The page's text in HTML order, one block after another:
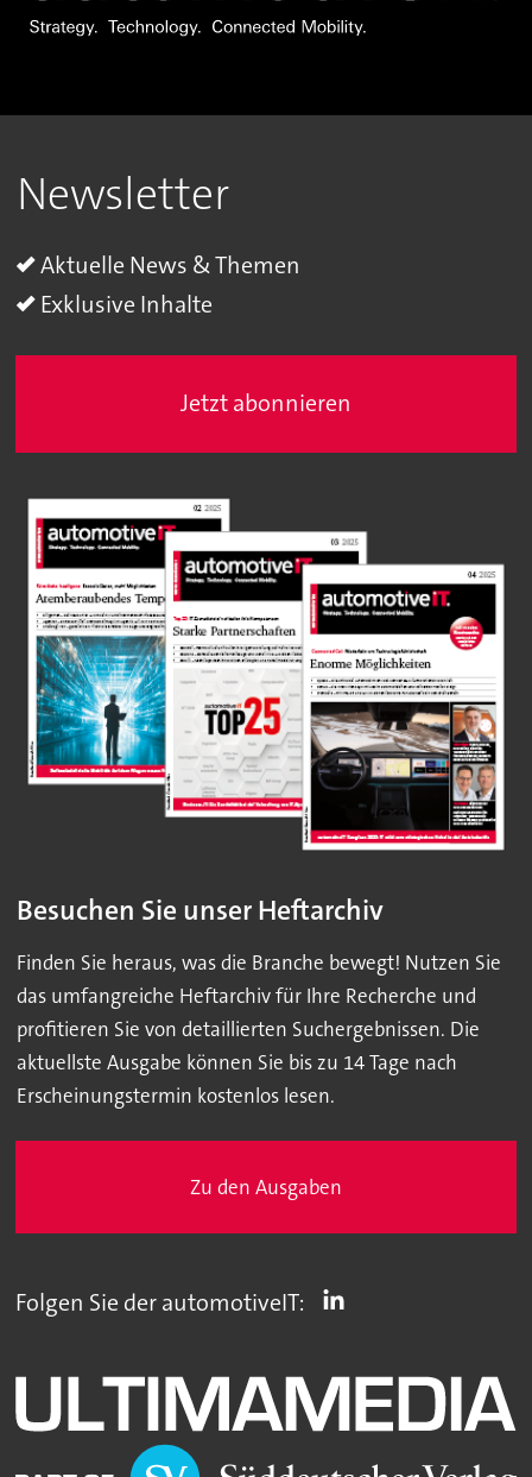
Newsletter
Aktuelle News & Themen
Exklusive Inhalte
Jetzt abonnieren
Besuchen Sie unser Heftarchiv
Finden Sie heraus, was die Branche bewegt! Nutzen Sie
das umfangreiche Heftarchiv für Ihre Recherche und
profitieren Sie von detaillierten Suchergebnissen. Die
aktuellste Ausgabe können Sie bis zu 14 Tage nach
Erscheinungstermin kostenlos lesen.
Zu den Ausgaben
Folgen Sie der automotiveIT: